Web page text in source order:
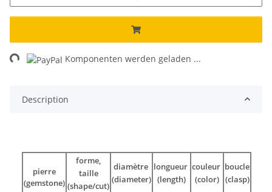
Komponenten werden geladen ...
Description
pierre
(gemstone)
forme,
taille
(shape/cut)
diamètre
(diameter)
longueur
(length)
couleur
(color)
boucle
(clasp)